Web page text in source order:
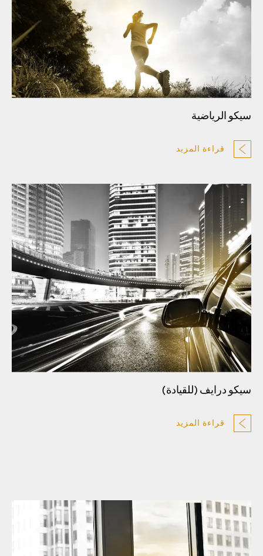
سيكو الرياضية
قراءة المزيد
سيكو درايف (للقيادة)
قراءة المزيد